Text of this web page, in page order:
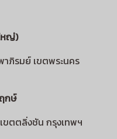
หญ่)
ภิรมย์ เขตพระนคร
กษ์
ขตตลิ่งชัน กรุงเทพฯ